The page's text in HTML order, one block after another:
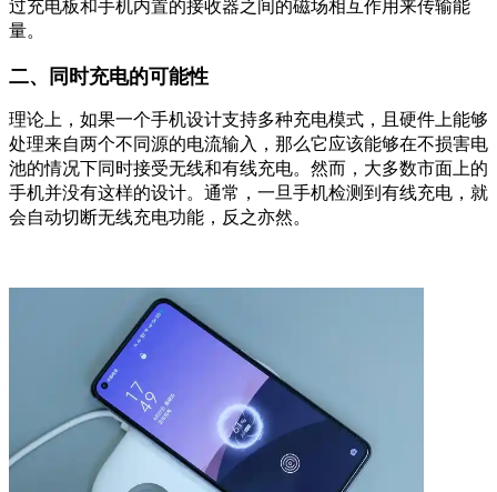
过充电板和手机内置的接收器之间的磁场相互作用来传输能
量。
二、同时充电的可能性
理论上，如果一个手机设计支持多种充电模式，且硬件上能够
处理来自两个不同源的电流输入，那么它应该能够在不损害电
池的情况下同时接受无线和有线充电。然而，大多数市面上的
手机并没有这样的设计。通常，一旦手机检测到有线充电，就
会自动切断无线充电功能，反之亦然。